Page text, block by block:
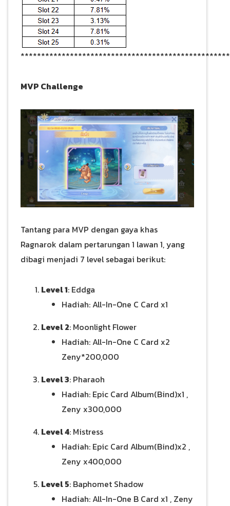
MVP Challenge
Tantang para MVP dengan gaya khas
Ragnarok dalam pertarungan 1 lawan 1, yang
dibagi menjadi 7 level sebagai berikut:
Level 1: Eddga
Hadiah: All-In-One C Card x1
Level 2: Moonlight Flower
Hadiah: All-In-One C Card x2
Zeny*200,000
Level 3: Pharaoh
Hadiah: Epic Card Album(Bind)x1 ,
Zeny x300,000
Level 4: Mistress
Hadiah: Epic Card Album(Bind)x2 ,
Zeny x400,000
Level 5: Baphomet Shadow
Hadiah: All-In-One B Card x1 , Zeny